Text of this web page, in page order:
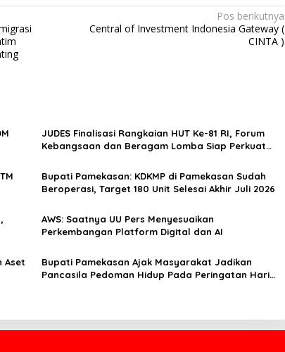
Pos berikutnya
Central of Investment Indonesia Gateway (
CINTA )
JUDES Finalisasi Rangkaian HUT Ke-81 RI, Forum
Kebangsaan dan Beragam Lomba Siap Perkuat
Bupati Pamekasan: KDKMP di Pamekasan Sudah
Beroperasi, Target 180 Unit Selesai Akhir Juli 2026
AWS: Saatnya UU Pers Menyesuaikan
Perkembangan Platform Digital dan AI
Aset
Bupati Pamekasan Ajak Masyarakat Jadikan
Pancasila Pedoman Hidup Pada Peringatan Hari